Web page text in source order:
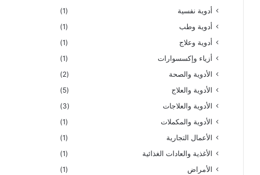
أدوية نفسية
(1)
أدوية وطب
(1)
أدوية وعلاج
(1)
أزياء وإكسسوارات
(1)
الأدوية والصحة
(2)
الأدوية والعلاج
(5)
الأدوية والعلاجات
(3)
الأدوية والمكملات
(1)
الأعمال التجارية
(1)
الأغذية والعادات الغذائية
(1)
الأمراض
(1)